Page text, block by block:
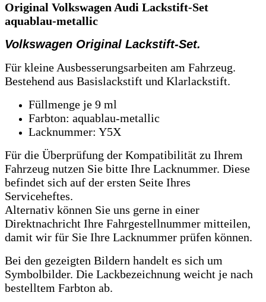
Original Volkswagen Audi Lackstift-Set
aquablau-metallic
Volkswagen Original Lackstift-Set.
Für kleine Ausbesserungsarbeiten am Fahrzeug.
Bestehend aus Basislackstift und Klarlackstift.
Füllmenge je 9 ml
Farbton: aquablau-metallic
Lacknummer: Y5X
Für die Überprüfung der Kompatibilität zu Ihrem
Fahrzeug nutzen Sie bitte Ihre Lacknummer. Diese
befindet sich auf der ersten Seite Ihres
Serviceheftes.
Alternativ können Sie uns gerne in einer
Direktnachricht Ihre Fahrgestellnummer mitteilen,
damit wir für Sie Ihre Lacknummer prüfen können.
Bei den gezeigten Bildern handelt es sich um
Symbolbilder. Die Lackbezeichnung weicht je nach
bestelltem Farbton ab.